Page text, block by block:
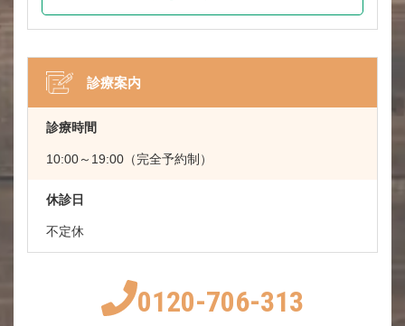
診療案内
診療時間
10:00～19:00（完全予約制）
休診日
不定休
0120-706-313